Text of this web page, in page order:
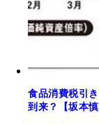
食品消費税引
到来？【坂本